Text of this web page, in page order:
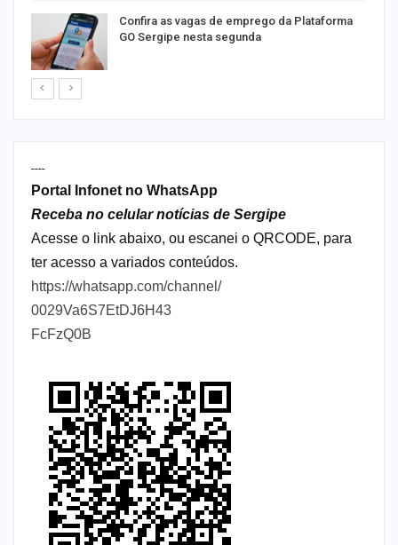
Confira as vagas de emprego da Plataforma
GO Sergipe nesta segunda
----
Portal Infonet no WhatsApp
Receba no celular notícias de Sergipe
Acesse o link abaixo, ou escanei o QRCODE, para
ter acesso a variados conteúdos.
https://whatsapp.com/channel/
0029Va6S7EtDJ6H43
FcFzQ0B